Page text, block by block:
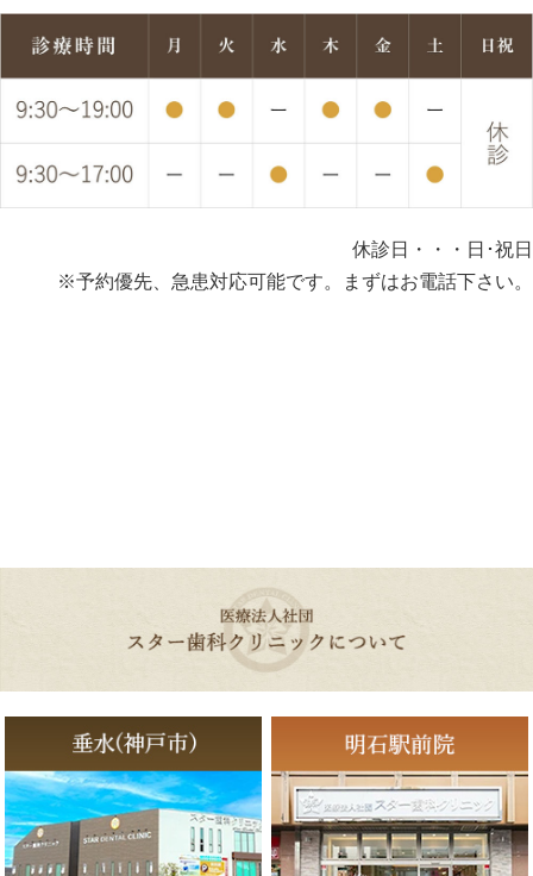
休診日・・・日･祝日
※予約優先、急患対応可能です。まずはお電話下さい。